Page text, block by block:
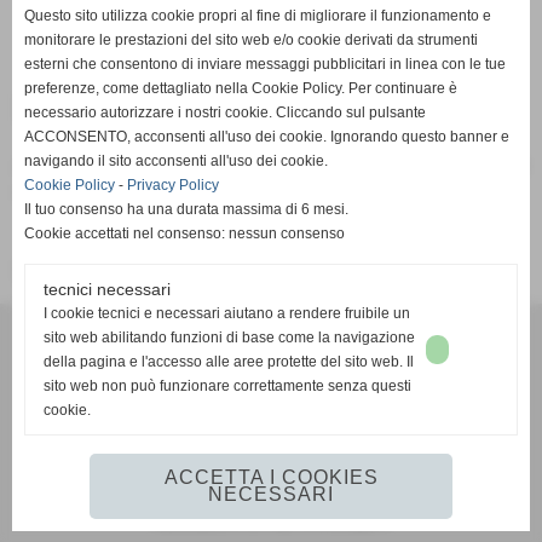
Home
Pagina non trovata
Attenzione: la pagina richiesta non è più presente su questo
sito web. È stata rimossa o modificata.
VIA VETERANI DELLO SPORT
54027 PONTREMOLI (MS)
Realizzazione siti web www.sitoper.it
Questo sito utilizza cookie propri al fine di migliorare il funzionamento e
monitorare le prestazioni del sito web e/o cookie derivati da strumenti
esterni che consentono di inviare messaggi pubblicitari in linea con le tue
preferenze, come dettagliato nella Cookie Policy. Per continuare è
necessario autorizzare i nostri cookie. Cliccando sul pulsante
ACCONSENTO, acconsenti all'uso dei cookie. Ignorando questo banner e
navigando il sito acconsenti all'uso dei cookie.
Cookie Policy - Privacy Policy
Il tuo consenso ha una durata massima di 6 mesi.
Cookie accettati nel consenso: nessun consenso
tecnici necessari
I cookie tecnici e necessari aiutano a rendere fruibile un
sito web abilitando funzioni di base come la navigazione
della pagina e l'accesso alle aree protette del sito web. Il
sito web non può funzionare correttamente senza questi
cookie.
ACCETTA I COOKIES
NECESSARI